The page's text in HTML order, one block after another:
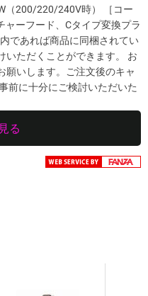
（200/220/240V時） ［コー
ャーフード、Cタイプ変換プラ
であれば商品に同梱されてい
いただくことができます。 お
願いします。ご注文後のキャ
前に十分にご検討いただいた
る